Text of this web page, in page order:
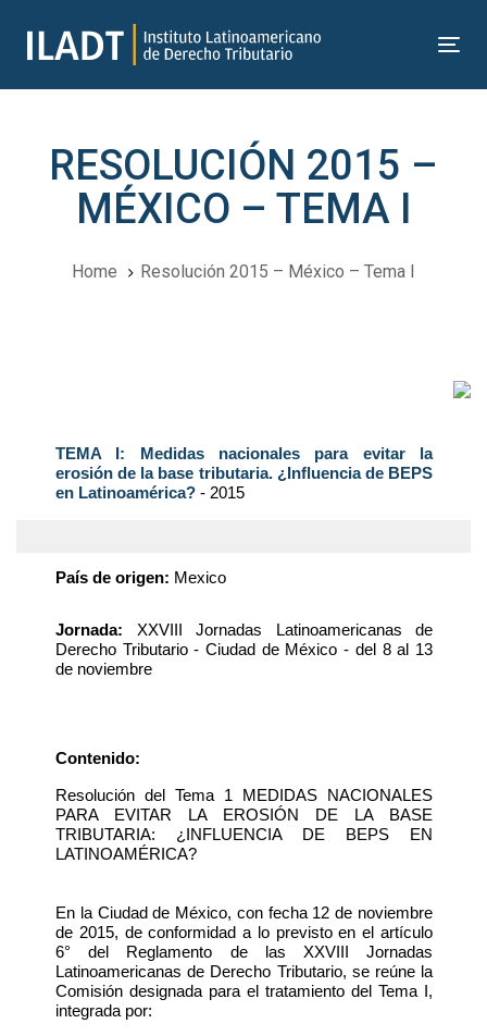
to
to
content
RESOLUCIÓN 2015 –
MÉXICO – TEMA I
Home Resolución 2015 – México – Tema I
TEMA I: Medidas nacionales para evitar la
erosión de la base tributaria. ¿Influencia de BEPS
en Latinoamérica? - 2015
País de origen: Mexico
Jornada: XXVIII Jornadas Latinoamericanas de
Derecho Tributario - Ciudad de México - del 8 al 13
de noviembre
Contenido:
Resolución del Tema 1 MEDIDAS NACIONALES
PARA EVITAR LA EROSIÓN DE LA BASE
TRIBUTARIA: ¿INFLUENCIA DE BEPS EN
LATINOAMÉRICA?
En la Ciudad de México, con fecha 12 de noviembre
de 2015, de conformidad a lo previsto en el artículo
6° del Reglamento de las XXVIII Jornadas
Latinoamericanas de Derecho Tributario, se reúne la
Comisión designada para el tratamiento del Tema I,
integrada por:
Post